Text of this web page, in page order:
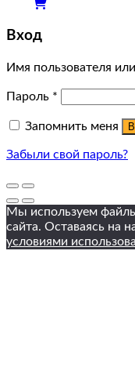
Вход
Имя пользователя
Пароль *
Запомнить меня
Забыли свой пароль?
Мы используем
сайта. Оставаясь на
условиями